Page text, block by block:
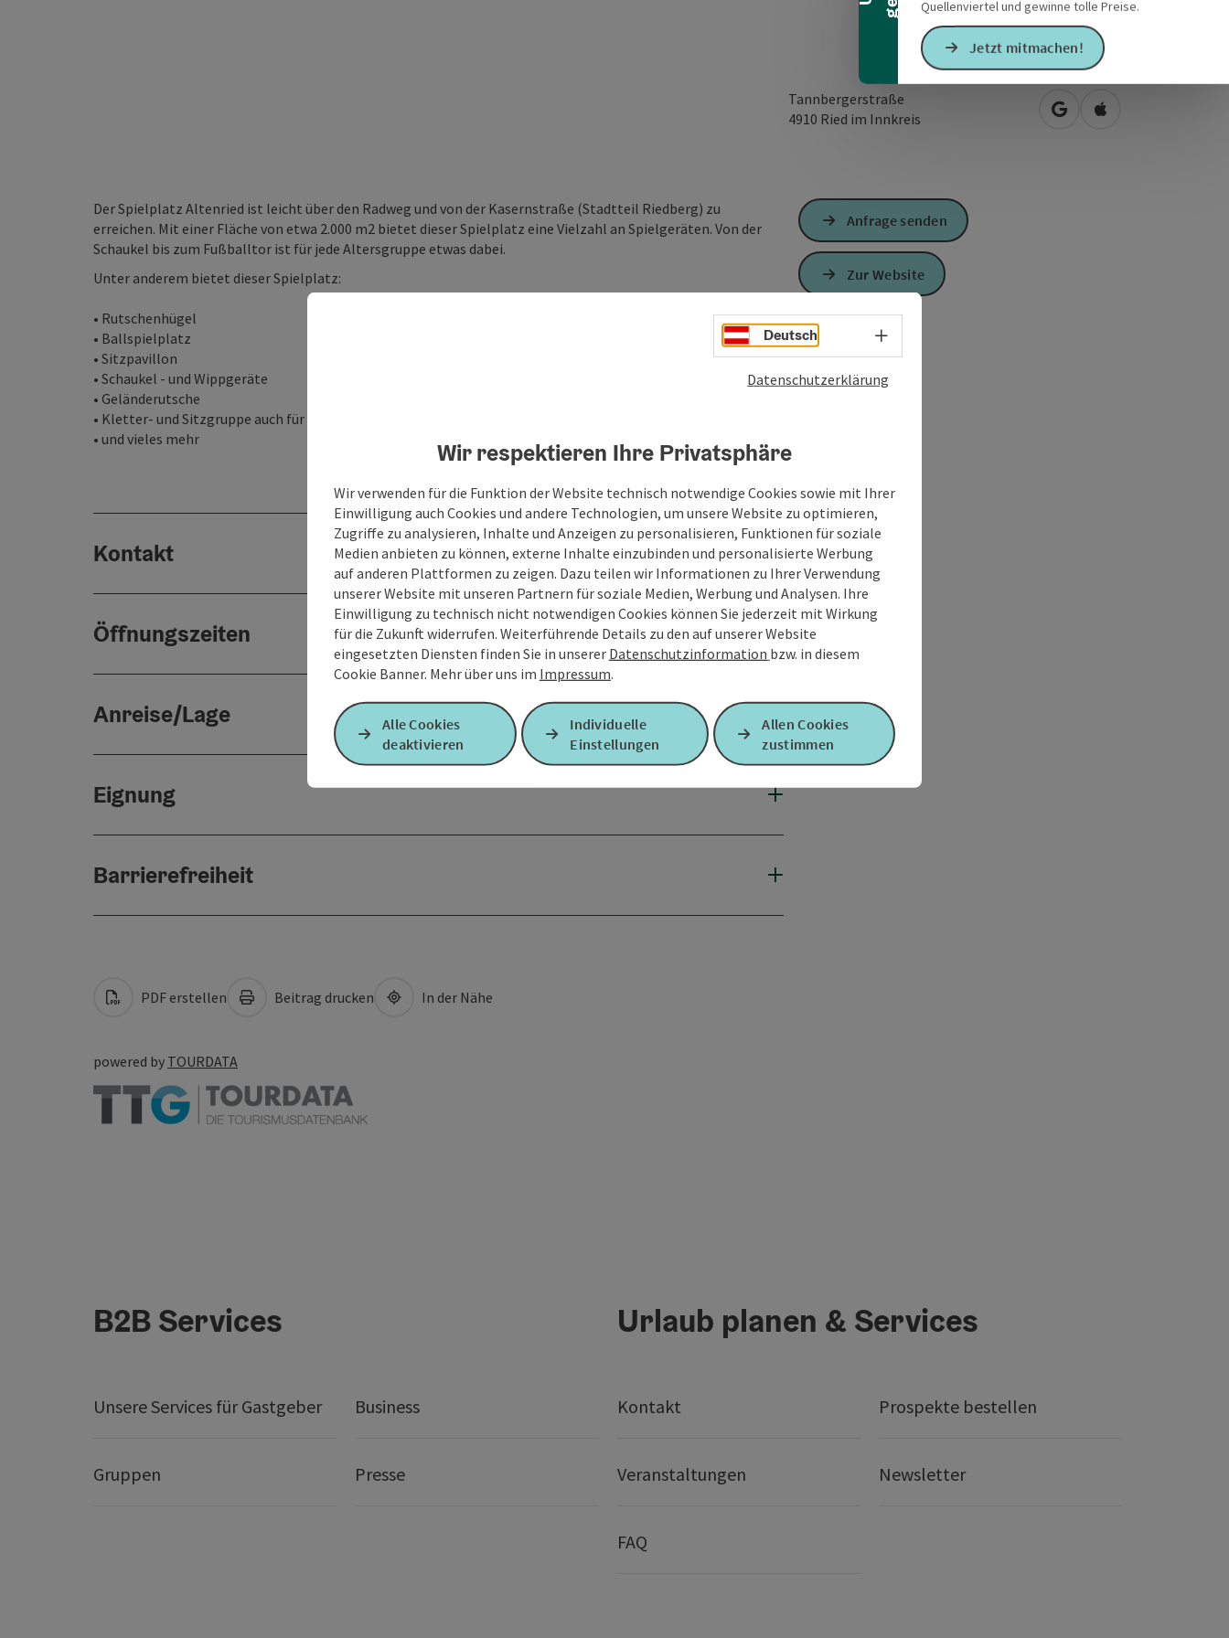
Quellenviertel und gewinne tolle Preise.
Jetzt mitmachen!
Tannbergerstraße
4910 Ried im Innkreis in Google Maps öffnen
in Apple Maps
Der Spielplatz Altenried ist leicht über den Radweg und von der Kasernstraße (Stadtteil Riedberg) zu
erreichen. Mit einer Fläche von etwa 2.000 m2 bietet dieser Spielplatz eine Vielzahl an Spielgeräten. Von der
Schaukel bis zum Fußballtor ist für jede Altersgruppe etwas dabei.
Unter anderem bietet dieser Spielplatz:
• Rutschenhügel
• Ballspielplatz
• Sitzpavillon
• Schaukel - und Wippgeräte
• Geländerutsche
• Kletter- und Sitzgruppe auch für Jugendliche
• und vieles mehr
Kontakt
Öffnungszeiten
Anreise/Lage
Eignung
Barrierefreiheit
Anfrage senden
Zur Website
PDF erstellen Beitrag drucken In der Nähe
powered by TOURDATA
B2B Services
Unsere Services für Gastgeber Business
Gruppen Presse
Urlaub planen & Services
Kontakt Prospekte bestellen
Veranstaltungen Newsletter
FAQ
Deutsch Sprachwahl - Menü öffnen
Datenschutzerklärung
Wir respektieren Ihre Privatsphäre
Wir verwenden für die Funktion der Website technisch notwendige Cookies sowie mit Ihrer
Einwilligung auch Cookies und andere Technologien, um unsere Website zu optimieren,
Zugriffe zu analysieren, Inhalte und Anzeigen zu personalisieren, Funktionen für soziale
Medien anbieten zu können, externe Inhalte einzubinden und personalisierte Werbung
auf anderen Plattformen zu zeigen. Dazu teilen wir Informationen zu Ihrer Verwendung
unserer Website mit unseren Partnern für soziale Medien, Werbung und Analysen. Ihre
Einwilligung zu technisch nicht notwendigen Cookies können Sie jederzeit mit Wirkung
für die Zukunft widerrufen. Weiterführende Details zu den auf unserer Website
eingesetzten Diensten finden Sie in unserer Datenschutzinformation bzw. in diesem
Cookie Banner. Mehr über uns im Impressum.
Alle Cookies
deaktivieren
Individuelle
Einstellungen
Allen Cookies
zustimmen